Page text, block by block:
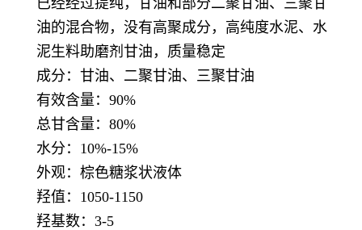
已经经过提纯，甘油和部分二聚甘油、三聚甘
油的混合物，没有高聚成分，高纯度水泥、水
泥生料助磨剂甘油，质量稳定
成分：甘油、二聚甘油、三聚甘油
有效含量：90%
总甘含量：80%
水分：10%-15%
外观：棕色糖浆状液体
羟值：1050-1150
羟基数：3-5